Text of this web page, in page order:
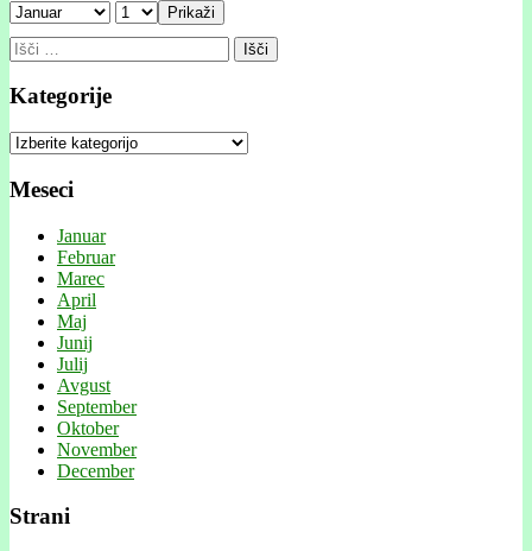
Prikaži
Išči:
Kategorije
Kategorije
Meseci
Januar
Februar
Marec
April
Maj
Junij
Julij
Avgust
September
Oktober
November
December
Strani